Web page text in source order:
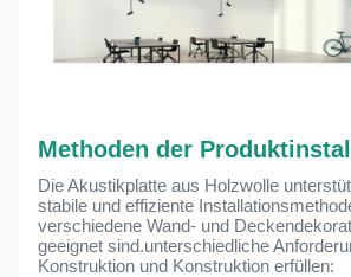
Methoden der
Die Akustikplatte aus Holzwolle
stabile und effiziente
verschiedene Wand- und
geeignet sind.unterschiedliche
Konstruktion und Konstruktion erfüllen: